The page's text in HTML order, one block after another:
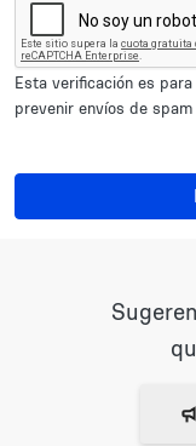
Esta verificación es
prevenir envíos de spam